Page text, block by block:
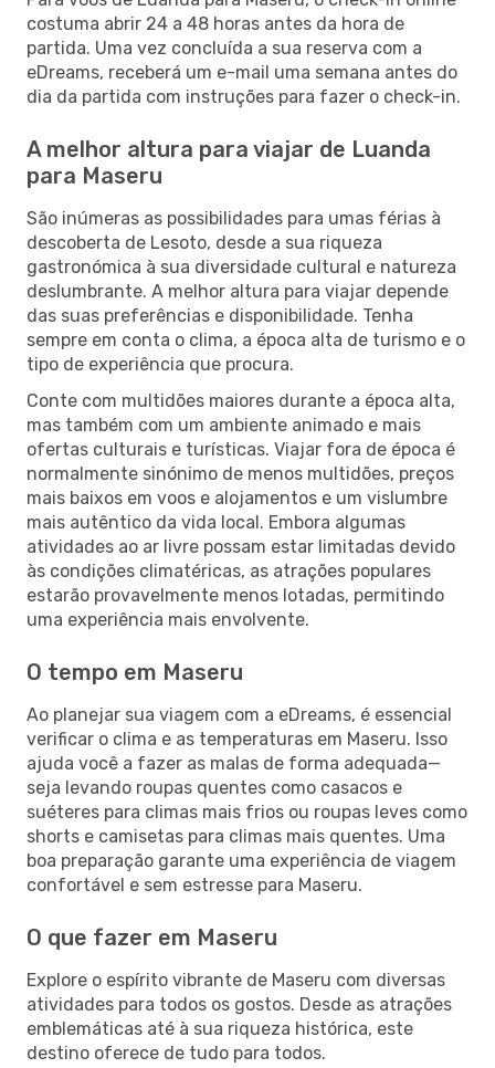
costuma abrir 24 a 48 horas antes da hora de
partida. Uma vez concluída a sua reserva com a
eDreams, receberá um e-mail uma semana antes do
dia da partida com instruções para fazer o check-in.
A melhor altura para viajar de Luanda
para Maseru
São inúmeras as possibilidades para umas férias à
descoberta de Lesoto, desde a sua riqueza
gastronómica à sua diversidade cultural e natureza
deslumbrante. A melhor altura para viajar depende
das suas preferências e disponibilidade. Tenha
sempre em conta o clima, a época alta de turismo e o
tipo de experiência que procura.
Conte com multidões maiores durante a época alta,
mas também com um ambiente animado e mais
ofertas culturais e turísticas. Viajar fora de época é
normalmente sinónimo de menos multidões, preços
mais baixos em voos e alojamentos e um vislumbre
mais autêntico da vida local. Embora algumas
atividades ao ar livre possam estar limitadas devido
às condições climatéricas, as atrações populares
estarão provavelmente menos lotadas, permitindo
uma experiência mais envolvente.
O tempo em Maseru
Ao planejar sua viagem com a eDreams, é essencial
verificar o clima e as temperaturas em Maseru. Isso
ajuda você a fazer as malas de forma adequada—
seja levando roupas quentes como casacos e
suéteres para climas mais frios ou roupas leves como
shorts e camisetas para climas mais quentes. Uma
boa preparação garante uma experiência de viagem
confortável e sem estresse para Maseru.
O que fazer em Maseru
Explore o espírito vibrante de Maseru com diversas
atividades para todos os gostos. Desde as atrações
emblemáticas até à sua riqueza histórica, este
destino oferece de tudo para todos.